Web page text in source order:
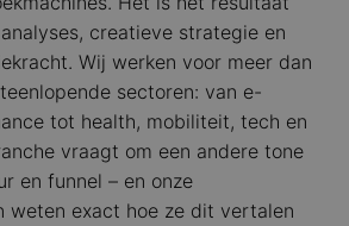
creatieve strategie en
Wij werken voor meer dan
sectoren: van e-
tot health, mobiliteit, tech en
vraagt om een andere tone
en funnel – en onze
weten exact hoe ze dit vertalen